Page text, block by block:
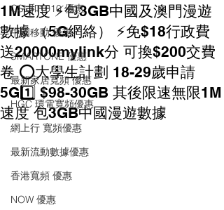
CSL和1010 優惠
中國移動 優惠
SMARTONE 優惠
最新家居寬頻 優惠
HGC 環電寬頻優惠
網上行 寬頻優惠
最新流動數據優惠
香港寬頻 優惠
NOW 優惠
1M速度 ⚡️包3GB中國及澳門漫遊
數據 （5G網絡） ⚡️免$18行政費
送20000mylink分 可換$200交費
卷 ⭕️大學生計劃 18-29歲申請
5G1️⃣ $98-30GB 其後限速無限1M
速度 包3GB中國漫遊數據